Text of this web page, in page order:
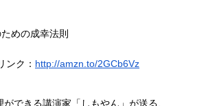
めの成幸法則
ク： http://amzn.to/2GCb6Vz
できる講演家「しもやん」が送る、